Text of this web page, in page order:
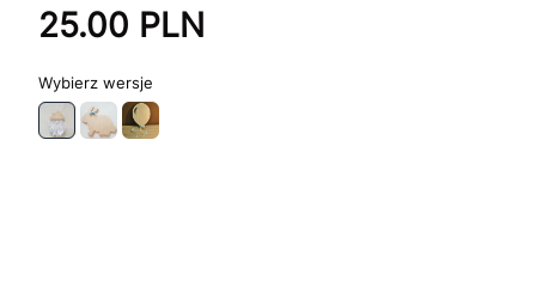
25.00 PLN
wersje